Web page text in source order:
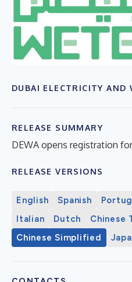
DUBAI ELECTRICITY AND
RELEASE SUMMARY
DEWA opens registration
RELEASE VERSIONS
English Spanish
Italian
Dutch
Chinese
Chinese Simplified